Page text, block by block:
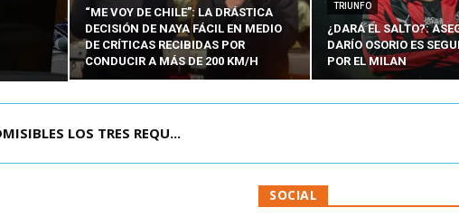
“ME VOY DE CHILE”: LA DRÁSTICA
DECISIÓN DE NAYA FÁCIL EN MEDIO
DE CRÍTICAS RECIBIDAS POR
CONDUCIR A MÁS DE 200 KM/H
TRIUNFO
¿DARÁ EL SALTO?:
DARÍO OSORIO ES
POR EL MILAN
JOAQUÍN LAVÍN LEÓN:...
SOCIAL